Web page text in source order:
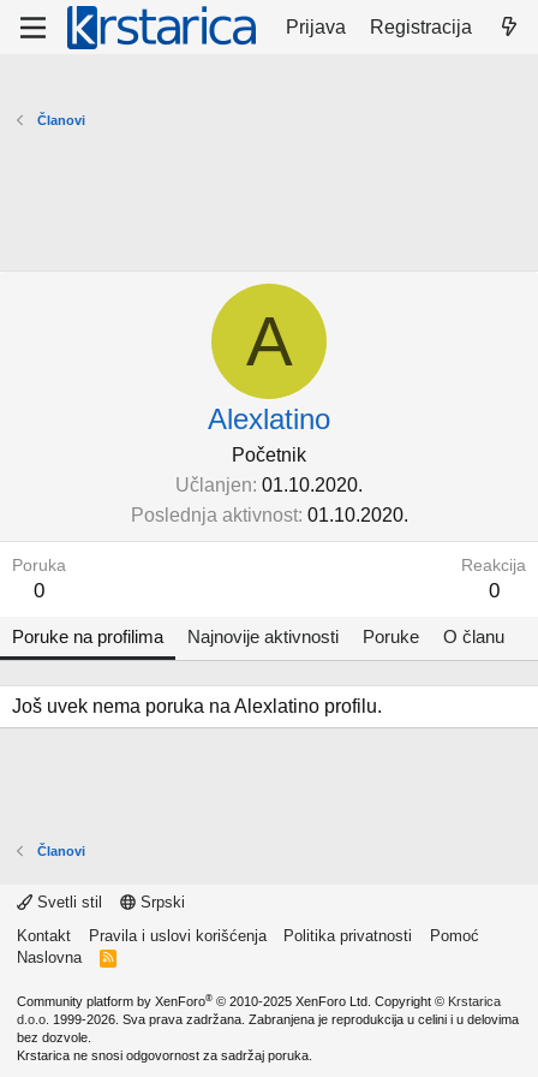
Prijava Registracija
Članovi
A
Alexlatino
Početnik
Učlanjen 01.10.2020.
Poslednja aktivnost 01.10.2020.
Poruka
0
Reakcija
0
Poruke na profilima Najnovije aktivnosti Poruke O članu
Još uvek nema poruka na Alexlatino profilu.
Članovi
Svetli stil
Srpski
Kontakt
Pravila i uslovi korišćenja Politika privatnosti
Pomoć
Naslovna
R
Community platform by XenForo® © 2010-2025 XenForo Ltd. Copyright © Krstarica
d.o.o. 1999-2026. Sva prava zadržana. Zabranjena je reprodukcija u celini i u delovima
bez dozvole.
Krstarica ne snosi odgovornost za sadržaj poruka.